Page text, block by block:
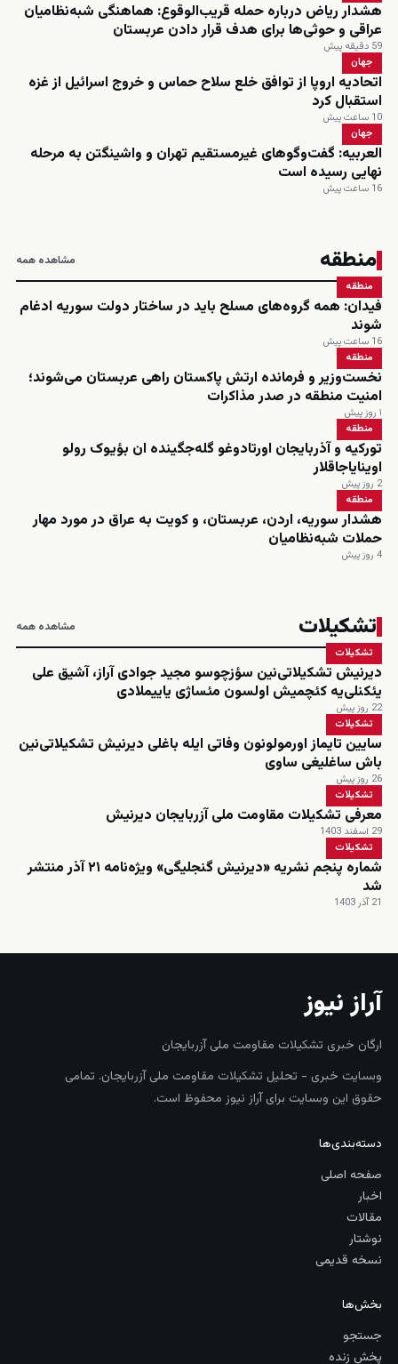
هشدار ریاض درباره حمله قریب‌الوقوع: هماهنگی شبه‌نظامیان
عراقی و حوثی‌ها برای هدف قرار دادن عربستان
59 دقیقه پیش
جهان
اتحادیه اروپا از توافق خلع سلاح حماس و خروج اسرائیل از غزه
استقبال کرد
10 ساعت پیش
جهان
العربیه: گفت‌وگوهای غیرمستقیم تهران و واشینگتن به مرحله
نهایی رسیده است
16 ساعت پیش
منطقه مشاهده همه
منطقه
فیدان: همه گروه‌های مسلح باید در ساختار دولت سوریه ادغام
شوند
16 ساعت پیش
منطقه
نخست‌وزیر و فرمانده ارتش پاکستان راهی عربستان می‌شوند؛
امنیت منطقه در صدر مذاکرات
۱ روز پیش
منطقه
تورکیه و آذربایجان اورتادوغو گله‌جگینده ان بؤیوک رولو
اوینایاجاقلار
2 روز پیش
منطقه
هشدار سوریه، اردن، عربستان، و کویت به عراق در مورد مهار
حملات شبه‌نظامیان
4 روز پیش
تشکیلات مشاهده همه
تشکیلات
دیرنیش تشکیلاتی‌نین سؤزچوسو مجید جوادی آراز، آشیق علی
یئکنلی‌یه کئچمیش اولسون مئساژی یاییملادی
22 روز پیش
تشکیلات
سایین تایماز اورمولونون وفاتی ایله باغلی دیرنیش تشکیلاتی‌نین
باش ساغلیغی ساوی
26 روز پیش
تشکیلات
معرفی تشکیلات مقاومت ملی آزربایجان دیرنیش
29 اسفند 1403
تشکیلات
شماره پنجم نشریه «دیرنیش گنجلیگی» ویژه‌نامه ۲۱ آذر منتشر
شد
21 آذر 1403
آراز نیوز
ارگان خبری تشکیلات مقاومت ملی آزربایجان
وبسایت خبری - تحلیل تشکیلات مقاومت ملی آزربایجان. تمامی
حقوق این وبسایت برای آراز نیوز محفوظ است.
دسته‌بندی‌ها
صفحه اصلی
اخبار
مقالات
نوشتار
نسخه قدیمی
بخش‌ها
جستجو
پخش زنده